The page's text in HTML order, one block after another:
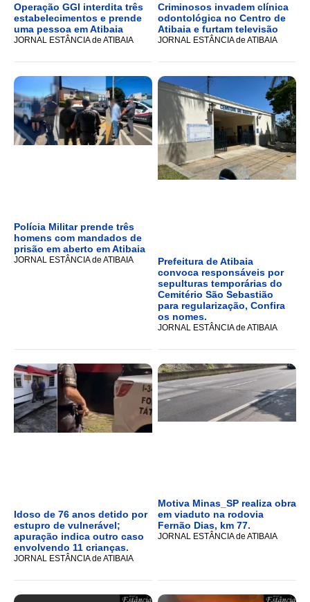
Operação GGI interdita três
estabelecimentos e prende
uma pessoa em Atibaia
JORNAL ESTÂNCIA de ATIBAIA
Criminosos invadem clínica
odontológica no Centro de
Atibaia e furtam televisão
JORNAL ESTÂNCIA de ATIBAIA
Polícia Militar prende três
homens com mandados de
prisão em aberto em Atibaia
JORNAL ESTÂNCIA de ATIBAIA
Prefeitura de Atibaia
convoca responsáveis por
sepulturas temporárias do
Cemitério São Sebastião
para regularização, Confira
os nomes.
JORNAL ESTÂNCIA de ATIBAIA
Idoso de 76 anos detido por
estupro de vulnerável;
apuração indica outro caso
envolvendo 11 crianças.
JORNAL ESTÂNCIA de ATIBAIA
Motiva Minas_SP realiza obra
em viaduto na rodovia
Fernão Dias, km 77.
JORNAL ESTÂNCIA de ATIBAIA